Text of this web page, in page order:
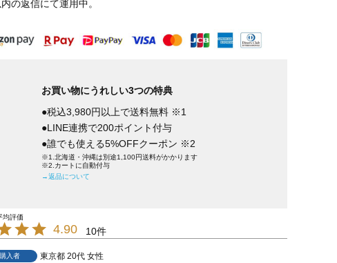
の返信にて運用中。
お買い物にうれしい3つの特典
●税込3,980円以上で送料無料 ※1
●LINE連携で200ポイント付与
●誰でも使える5%OFFクーポン ※2
※1.北海道・沖縄は別途1,100円送料がかかります
※2.カートに自動付与
→返品について
4.90 10
購入者 東京都 20代 女性